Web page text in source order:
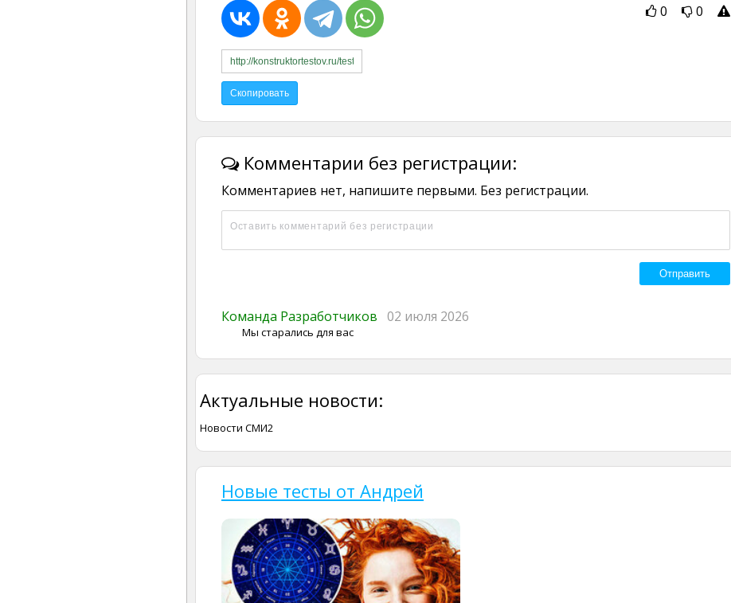
0 0
Комментарии без регистрации:
Комментариев нет, напишите первыми. Без регистрации.
Команда Разработчиков 02 июля 2026
Мы старались для вас
Актуальные новости:
Новости СМИ2
Новые тесты от Андрей